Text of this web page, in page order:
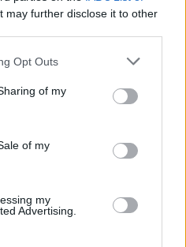
may further disclose it to other
Opt Outs
of my
of my
my
Advertising.
Bonus e Malus
- NESSUNO -
gol di Haps. Non
Funambolo
Bonus e Malus
- NESSUNO -